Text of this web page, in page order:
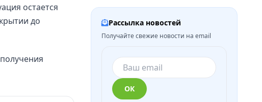
остается
до
Рассылка новостей
Получайте свежие новости на email
ОК